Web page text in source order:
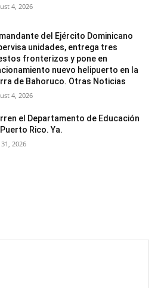
4, 2026
del Ejército Dominicano
unidades, entrega tres
fronterizos y pone en
nuevo helipuerto en la
de Bahoruco. Otras Noticias
4, 2026
el Departamento de Educación
Rico. Ya.
31, 2026